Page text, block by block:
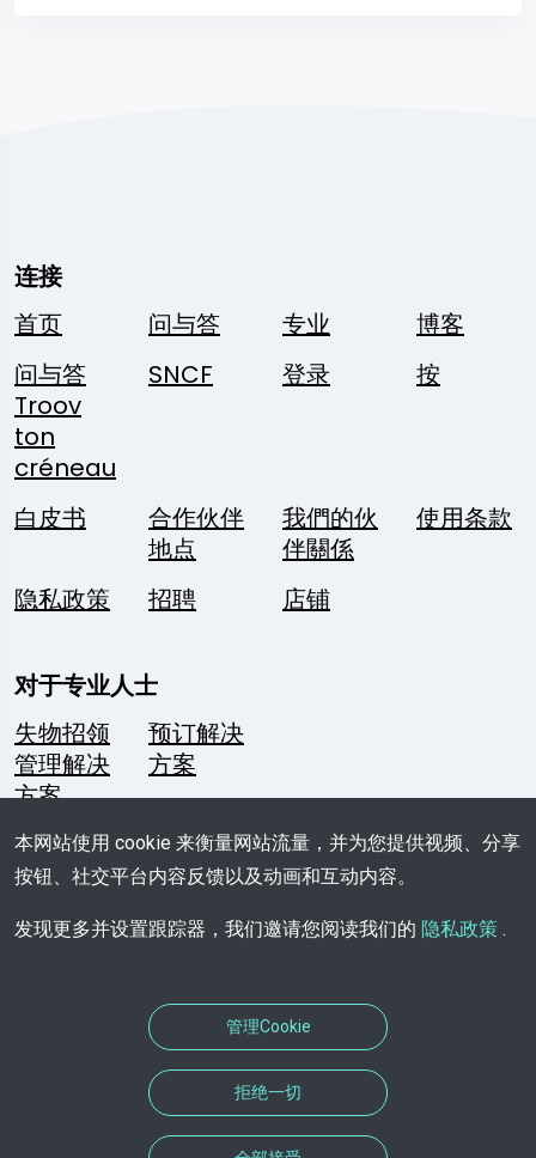
连接
首页
问与答 专业
博客
问与答
Troov
ton
créneau
SNCF 登录 按
白皮书
合作伙伴
地点
我們的伙
伴關係
使用条款
隐私政策 招聘 店铺
对于专业人士
失物招领
管理解决
方案
预订解决
方案
关注我们
一个问
题？
媒体资料
袋
©COPYRIGHT 2026-保留給TROOV的所有權利
本网站使用 cookie 来衡量网站流量，并为您提供视频、分享
按钮、社交平台内容反馈以及动画和互动内容。
发现更多并设置跟踪器，我们邀请您阅读我们的 隐私政策 .
管理Cookie
拒绝一切